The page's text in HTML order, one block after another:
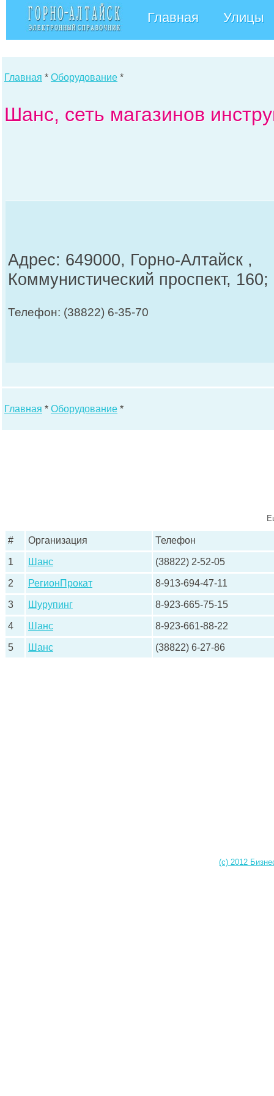
Главная Улицы
Главная * Оборудование *
Шанс, сеть магазинов
Адрес: 649000, Горно-Алтайск ,
Коммунистический проспект, 160;
Телефон: (38822) 6-35-70
Главная * Оборудование *
# Организация Телефон
1 Шанс (38822) 2-52-05
2 РегионПрокат 8-913-694-47-11
3 Шурупинг 8-923-665-75-15
4 Шанс 8-923-661-88-22
5 Шанс (38822) 6-27-86
(c) 2012